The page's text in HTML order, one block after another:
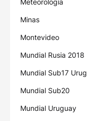
Meteorología
Minas
Montevideo
Mundial Rusia 2018
Mundial Sub17
Mundial Sub20
Mundial Uruguay